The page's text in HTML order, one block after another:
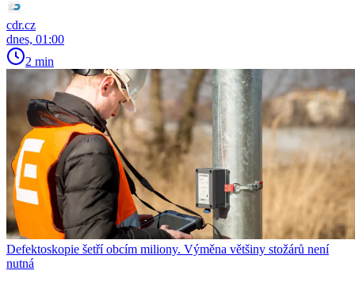
cdr.cz
dnes, 01:00
2 min
Defektoskopie šetří obcím miliony. Výměna většiny stožárů není
nutná